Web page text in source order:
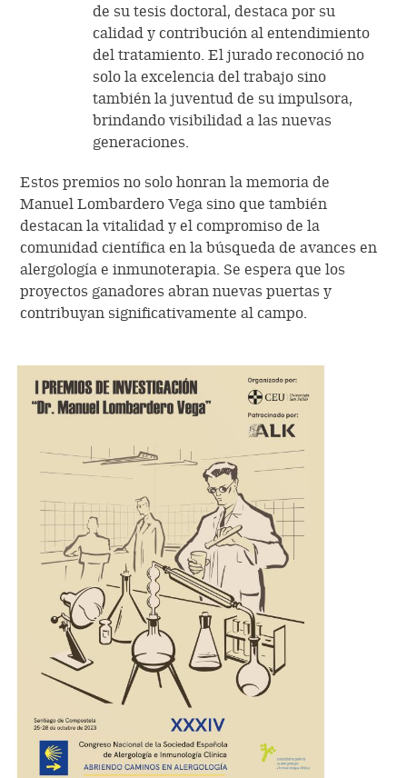
de su tesis doctoral, destaca por su
calidad y contribución al entendimiento
del tratamiento. El jurado reconoció no
solo la excelencia del trabajo sino
también la juventud de su impulsora,
brindando visibilidad a las nuevas
generaciones.
Estos premios no solo honran la memoria de
Manuel Lombardero Vega sino que también
destacan la vitalidad y el compromiso de la
comunidad científica en la búsqueda de avances en
alergología e inmunoterapia. Se espera que los
proyectos ganadores abran nuevas puertas y
contribuyan significativamente al campo.